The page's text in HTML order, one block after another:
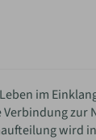
im
wird